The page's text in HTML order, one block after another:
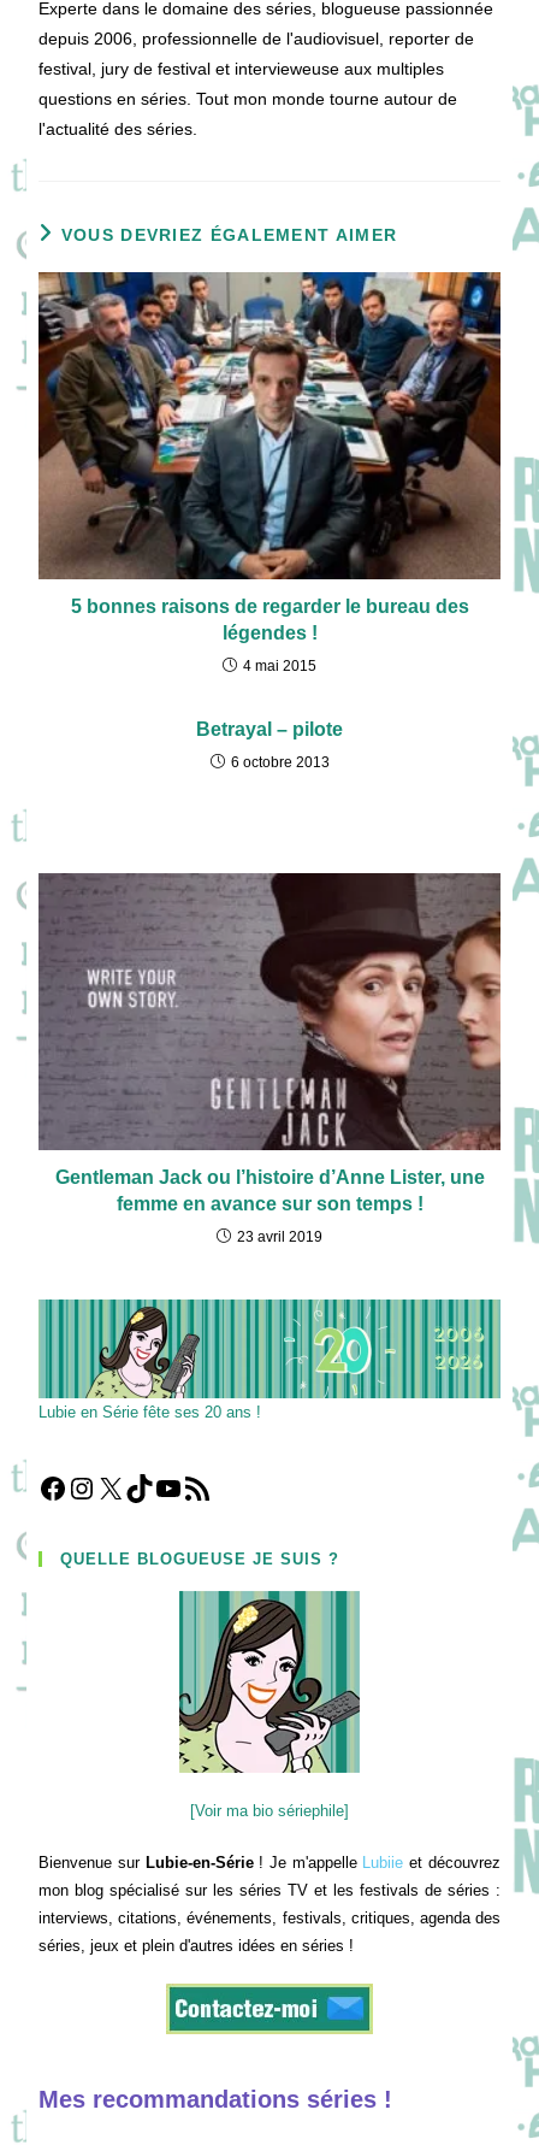
Experte dans le domaine des séries, blogueuse passionnée
depuis 2006, professionnelle de l'audiovisuel, reporter de
festival, jury de festival et intervieweuse aux multiples
questions en séries. Tout mon monde tourne autour de
l'actualité des séries.
VOUS DEVRIEZ ÉGALEMENT AIMER
5 bonnes raisons de regarder le bureau des
légendes !
4 mai 2015
Betrayal – pilote
6 octobre 2013
Gentleman Jack ou l’histoire d’Anne Lister, une
femme en avance sur son temps !
23 avril 2019
Lubie en Série fête ses 20 ans !
Facebook
Instagram
X TikTokYouTube
Flux RSS
QUELLE BLOGUEUSE JE SUIS ?
[Voir ma bio sériephile]
Bienvenue sur Lubie-en-Série! Je m'appelle Lubiie et découvrez
mon blog spécialisé sur les séries TV et les festivals de séries :
interviews, citations, événements, festivals, critiques, agenda des
séries, jeux et plein d'autres idées en séries !
Mes recommandations séries !